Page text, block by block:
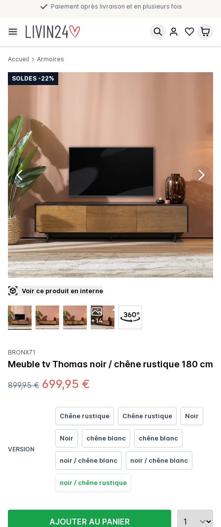
Paiement après livraison et en plusieurs fois
Accueil Armoires
SOLDES -22%
Voir ce produit en interne
+14
BRONX71
Meuble tv Thomas noir / chêne rustique 180 cm
899,95 € 699,95 €
VERSION
Chêne rustique Chêne rustique Noir
Noir chêne blanc chêne blanc
noir / chêne blanc noir / chêne blanc
noir / chêne rustique
AJOUTER AU PANIER